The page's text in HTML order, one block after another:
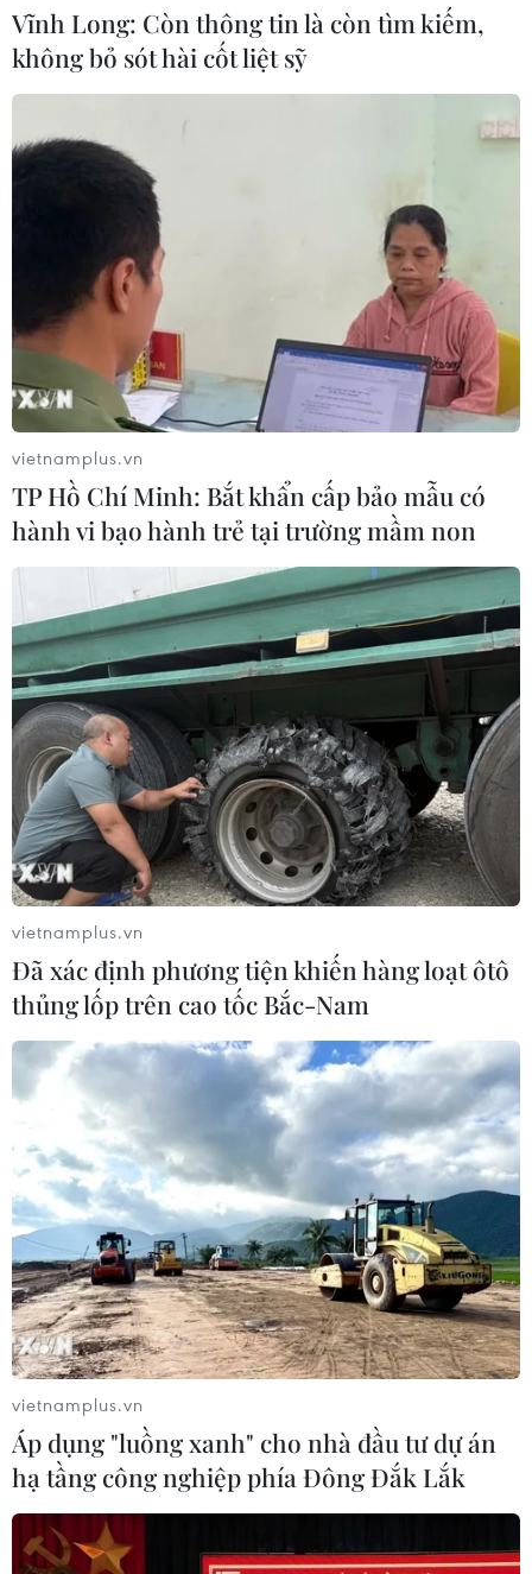
nghiệp theo hướng không chỉ đáp ứng được yêu cầu
thay đổi công nghệ của doanh nghiệp trong nước mà
còn hướng tới tham gia thị trường lao động quốc tế.
Vĩnh Long: Còn thông tin là còn tìm kiếm,
không bỏ sót hài cốt liệt sỹ
vietnamplus.vn
TP Hồ Chí Minh: Bắt khẩn cấp bảo mẫu có
hành vi bạo hành trẻ tại trường mầm non
vietnamplus.vn
Đã xác định phương tiện khiến hàng loạt ôtô
thủng lốp trên cao tốc Bắc-Nam
vietnamplus.vn
Áp dụng "luồng xanh" cho nhà đầu tư dự án
hạ tầng công nghiệp phía Đông Đắk Lắk